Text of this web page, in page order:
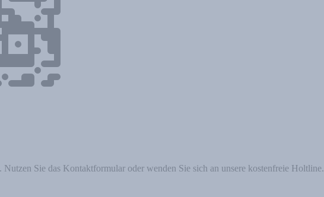
Sie das Kontaktformular oder wenden Sie sich an unsere kostenfreie Holtline.